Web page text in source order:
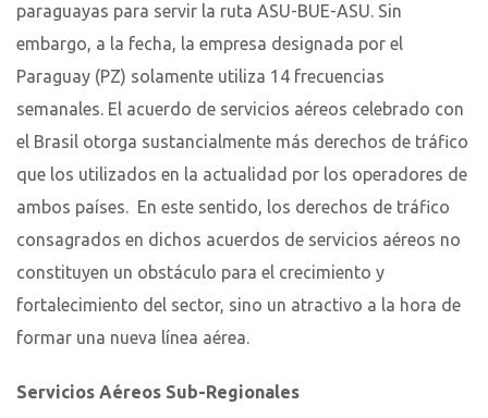
paraguayas para servir la ruta ASU-BUE-ASU. Sin
embargo, a la fecha, la empresa designada por el
Paraguay (PZ) solamente utiliza 14 frecuencias
semanales. El acuerdo de servicios aéreos celebrado con
el Brasil otorga sustancialmente más derechos de tráfico
que los utilizados en la actualidad por los operadores de
ambos países. En este sentido, los derechos de tráfico
consagrados en dichos acuerdos de servicios aéreos no
constituyen un obstáculo para el crecimiento y
fortalecimiento del sector, sino un atractivo a la hora de
formar una nueva línea aérea.
Servicios Aéreos Sub-Regionales